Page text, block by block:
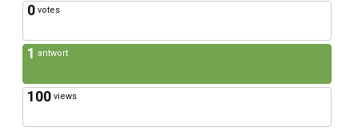
0 votes
1 antwort
100 views